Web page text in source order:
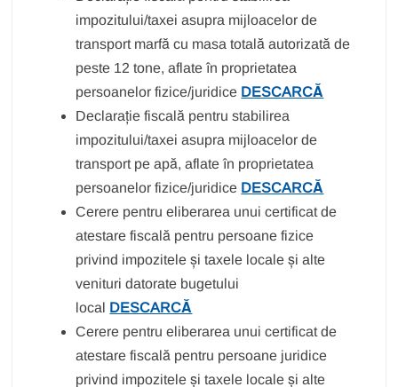
impozitului/taxei asupra mijloacelor de
transport marfă cu masa totală autorizată de
peste 12 tone, aflate în proprietatea
persoanelor fizice/juridice DESCARCĂ
Declarație fiscală pentru stabilirea
impozitului/taxei asupra mijloacelor de
transport pe apă, aflate în proprietatea
persoanelor fizice/juridice DESCARCĂ
Cerere pentru eliberarea unui certificat de
atestare fiscală pentru persoane fizice
privind impozitele și taxele locale și alte
venituri datorate bugetului
local DESCARCĂ
Cerere pentru eliberarea unui certificat de
atestare fiscală pentru persoane juridice
privind impozitele și taxele locale și alte